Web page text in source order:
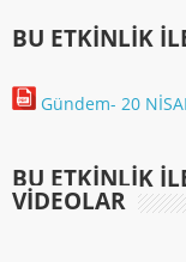
BU ETKINLIK
Gündem- 20
BU ETKINLIK
VIDEOLAR